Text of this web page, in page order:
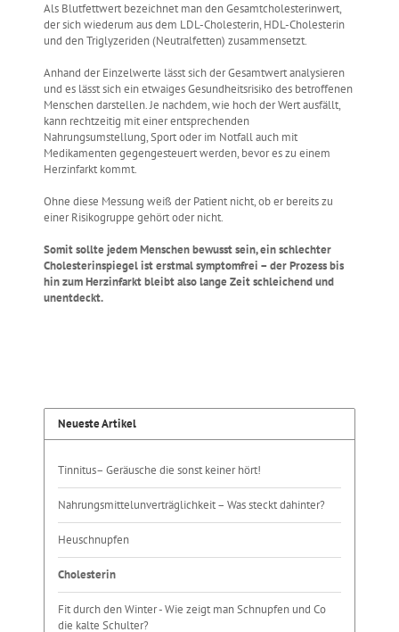
Als Blutfettwert bezeichnet man den Gesamtcholesterinwert,
der sich wiederum aus dem LDL-Cholesterin, HDL-Cholesterin
und den Triglyzeriden (Neutralfetten) zusammensetzt.
Anhand der Einzelwerte lässt sich der Gesamtwert analysieren
und es lässt sich ein etwaiges Gesundheitsrisiko des betroffenen
Menschen darstellen. Je nachdem, wie hoch der Wert ausfällt,
kann rechtzeitig mit einer entsprechenden
Nahrungsumstellung, Sport oder im Notfall auch mit
Medikamenten gegengesteuert werden, bevor es zu einem
Herzinfarkt kommt.
Ohne diese Messung weiß der Patient nicht, ob er bereits zu
einer Risikogruppe gehört oder nicht.
Somit sollte jedem Menschen bewusst sein, ein schlechter
Cholesterinspiegel ist erstmal symptomfrei – der Prozess bis
hin zum Herzinfarkt bleibt also lange Zeit schleichend und
unentdeckt.
Neueste Artikel
Tinnitus– Geräusche die sonst keiner hört!
Nahrungsmittelunverträglichkeit – Was steckt dahinter?
Heuschnupfen
Cholesterin
Fit durch den Winter - Wie zeigt man Schnupfen und Co
die kalte Schulter?